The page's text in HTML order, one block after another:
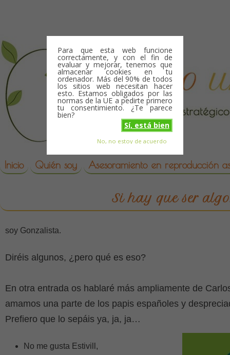
Para que esta web funcione
correctamente, y con el fin de
evaluar y mejorar, tenemos que
almacenar cookies en tu
ordenador. Más del 90% de todos
los sitios web necesitan hacer
esto. Estamos obligados por las
normas de la UE a pedirte primero
tu consentimiento. ¿Te parece
bien?
Sí, está bien
No, no estoy de acuerdo
reproduccion asistida
Skip to content
Inicio Quién soy Asesoramiento en reproducción
Si hay que ser
soy Gonzalista.
Diréis algunos, ¿pero qué es eso?
En otra entrada os hablaré más ampliamente de
amamos una parte de los papis españoles y
Prefiero que lo sepáis ya, ja, ja…
No me gusta Estivill,